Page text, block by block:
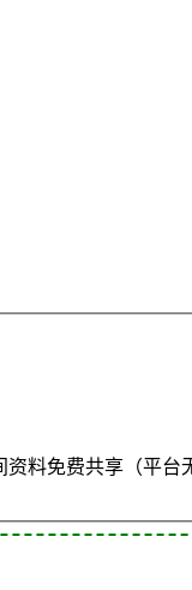
料免费共享（平台